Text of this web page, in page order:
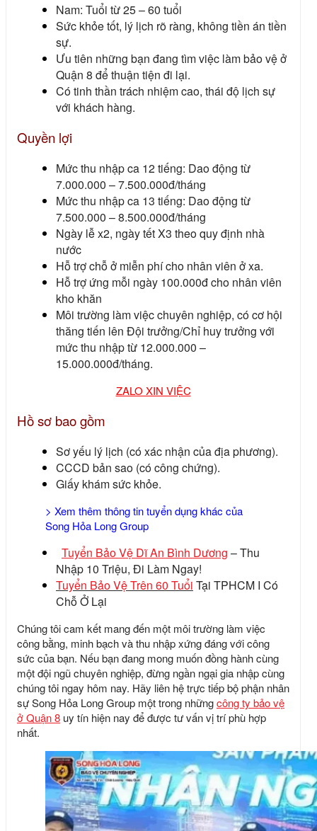
Nam: Tuổi từ 25 – 60 tuổi
Sức khỏe tốt, lý lịch rõ ràng, không tiền án tiền
sự.
Ưu tiên những bạn đang tìm việc làm bảo vệ ở
Quận 8 để thuận tiện đi lại.
Có tinh thần trách nhiệm cao, thái độ lịch sự
với khách hàng.
Quyền lợi
Mức thu nhập ca 12 tiếng: Dao động từ
7.000.000 – 7.500.000đ/tháng
Mức thu nhập ca 13 tiếng: Dao động từ
7.500.000 – 8.500.000đ/tháng
Ngày lễ x2, ngày tết X3 theo quy định nhà
nước
Hỗ trợ chỗ ở miễn phí cho nhân viên ở xa.
Hỗ trợ ứng mỗi ngày 100.000đ cho nhân viên
kho khăn
Môi trường làm việc chuyên nghiệp, có cơ hội
thăng tiến lên Đội trưởng/Chỉ huy trưởng với
mức thu nhập từ 12.000.000 –
15.000.000đ/tháng.
ZALO XIN VIỆC
Hồ sơ bao gồm
Sơ yếu lý lịch (có xác nhận của địa phương).
CCCD bản sao (có công chứng).
Giấy khám sức khỏe.
> Xem thêm thông tin tuyển dụng khác của
Song Hỏa Long Group
Tuyển Bảo Vệ Dĩ An Bình Dương – Thu
Nhập 10 Triệu, Đi Làm Ngay!
Tuyển Bảo Vệ Trên 60 Tuổi Tại TPHCM I Có
Chỗ Ở Lại
Chúng tôi cam kết mang đến một môi trường làm việc
công bằng, minh bạch và thu nhập xứng đáng với công
sức của bạn. Nếu bạn đang mong muốn đồng hành cùng
một đội ngũ chuyên nghiệp, đừng ngần ngại gia nhập cùng
chúng tôi ngay hôm nay. Hãy liên hệ trực tiếp bộ phận nhân
sự Song Hỏa Long Group một trong nhữngcông ty bảo vệ
ở Quận 8 uy tín hiện nay để được tư vấn vị trí phù hợp
nhất.